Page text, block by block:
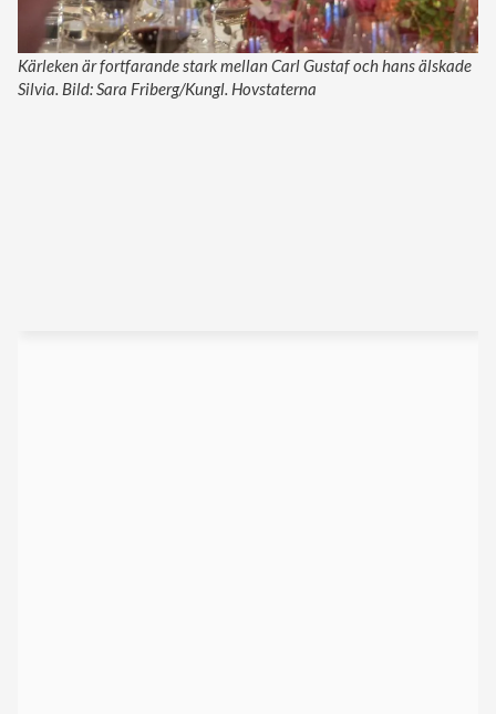
Kärleken är fortfarande stark mellan Carl Gustaf och hans älskade
Silvia. Bild: Sara Friberg/Kungl. Hovstaterna